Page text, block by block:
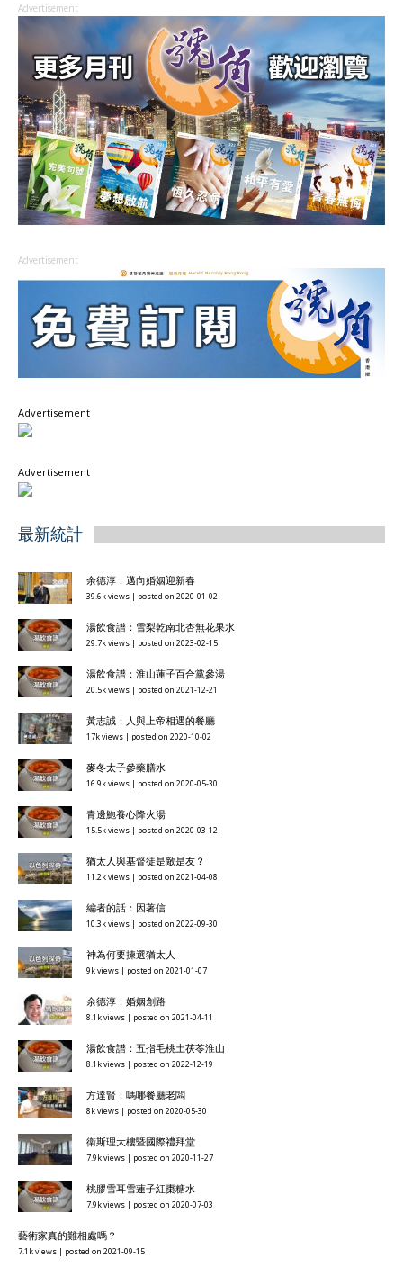
Advertisement
Advertisement
Advertisement
Advertisement
最新統計
余德淳：邁向婚姻迎新春
39.6k views | posted on 2020-01-02
湯飲食譜：雪梨乾南北杏無花果水
29.7k views | posted on 2023-02-15
湯飲食譜：淮山蓮子百合黨參湯
20.5k views | posted on 2021-12-21
黃志誠：人與上帝相遇的餐廳
17k views | posted on 2020-10-02
麥冬太子參藥膳水
16.9k views | posted on 2020-05-30
青邊鮑養心降火湯
15.5k views | posted on 2020-03-12
猶太人與基督徒是敵是友？
11.2k views | posted on 2021-04-08
編者的話：因著信
10.3k views | posted on 2022-09-30
神為何要揀選猶太人
9k views | posted on 2021-01-07
余德淳：婚姻創路
8.1k views | posted on 2021-04-11
湯飲食譜：五指毛桃土茯苓淮山
8.1k views | posted on 2022-12-19
方達賢：嗎哪餐廳老闆
8k views | posted on 2020-05-30
衞斯理大樓暨國際禮拜堂
7.9k views | posted on 2020-11-27
桃膠雪耳雪蓮子紅棗糖水
7.9k views | posted on 2020-07-03
藝術家真的難相處嗎？
7.1k views | posted on 2021-09-15